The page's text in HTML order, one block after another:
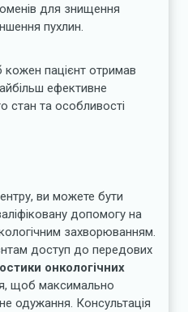
для знищення
пухлин.
пацієнт отримав
ефективне
стан та особливості
ви можете бути
допомогу на
захворюванням.
доступ до передових
онкологічних
щоб максимально
одужання. Консультація